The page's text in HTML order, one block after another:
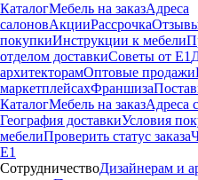
КаталогМебель на заказАдреса
салоновАкцииРассрочка
покупкиИнструкции к мебели
отделом доставкиСоветы от Е1
архитекторамОптовые продажи
маркетплейсахФраншиза
КаталогМебель на заказАдреса
География доставкиУсловия
мебелиПроверить статус заказа
Е1
СотрудничествоДизайнерам и